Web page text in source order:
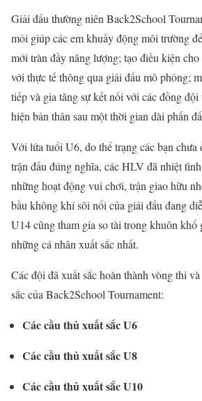
Giải đấu thường niên Back2School
mỏi giúp các em khuấy động môi trường
mới tràn đầy năng lượng; tạo điều kiện
với thực tế thông qua giải đấu mô phỏng;
tiếp và gia tăng sự kết nối với các đồng
hiện bản thân sau một thời gian dài phấn
Với lứa tuổi U6, do thể trạng các bạn chưa
trận đấu đúng nghĩa, các HLV đã nhiệt
những hoạt động vui chơi, trận giao hữu
bầu không khí sôi nổi của giải đấu đang
U14 cũng tham gia so tài trong khuôn khổ
những cá nhân xuất sắc nhất.
Các đội đã xuất sắc hoàn thành vòng thi
sắc của Back2School Tournament:
Các cầu thủ xuất sắc U6
Các cầu thủ xuất sắc U8
Các cầu thủ xuất sắc U10